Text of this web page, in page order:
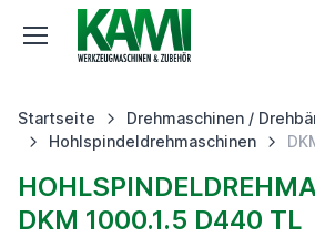
Startseite
Drehmaschinen /
Hohlspindeldrehmaschinen
DKM 1000.1.5 D440 TL